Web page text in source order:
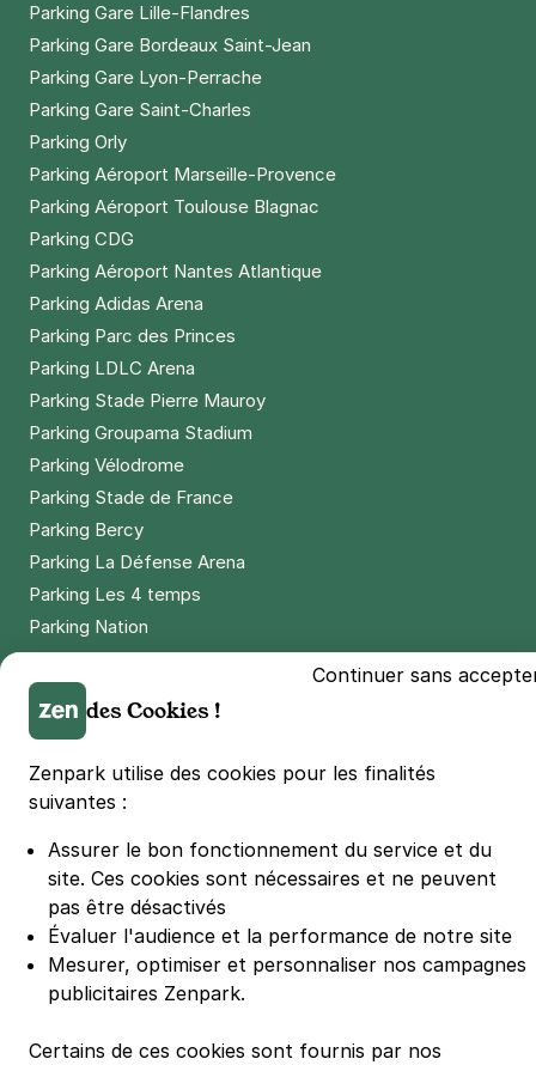
Parking Gare Lille-Flandres
Parking Gare Bordeaux Saint-Jean
Parking Gare Lyon-Perrache
Parking Gare Saint-Charles
Parking Orly
Parking Aéroport Marseille-Provence
Parking Aéroport Toulouse Blagnac
Parking CDG
Parking Aéroport Nantes Atlantique
Parking Adidas Arena
Parking Parc des Princes
Parking LDLC Arena
Parking Stade Pierre Mauroy
Parking Groupama Stadium
Parking Vélodrome
Parking Stade de France
Parking Bercy
Parking La Défense Arena
Parking Les 4 temps
Parking Nation
Parking Porte de Versailles
Parking Lille Grand Palais
Parking Euralille
consommation de 20%
#SeDéplacerMoinsPolluer
© Zenpark 2012 - 2026 - Tous droits réservés - Fabriqué avec soin à
Rennes et Paris
Continuer sans
des Cookies !
Zenpark utilise des cookies pour les finalités
suivantes :
Assurer le bon fonctionnement du service et du
site. Ces cookies sont nécessaires et ne peuvent
pas être désactivés
Évaluer l'audience et la performance de notre site
Mesurer, optimiser et personnaliser nos campagnes
publicitaires Zenpark.
Certains de ces cookies sont fournis par nos